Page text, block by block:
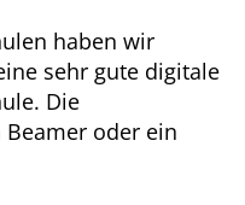
haben wir
sehr gute digitale
Die
oder ein